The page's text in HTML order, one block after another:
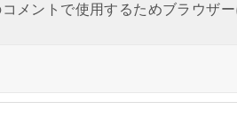
メントで使用するためブラウザ